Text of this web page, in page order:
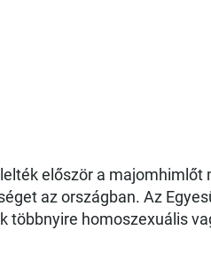
először a majomhimlőt
az országban. Az
többnyire homoszexuális